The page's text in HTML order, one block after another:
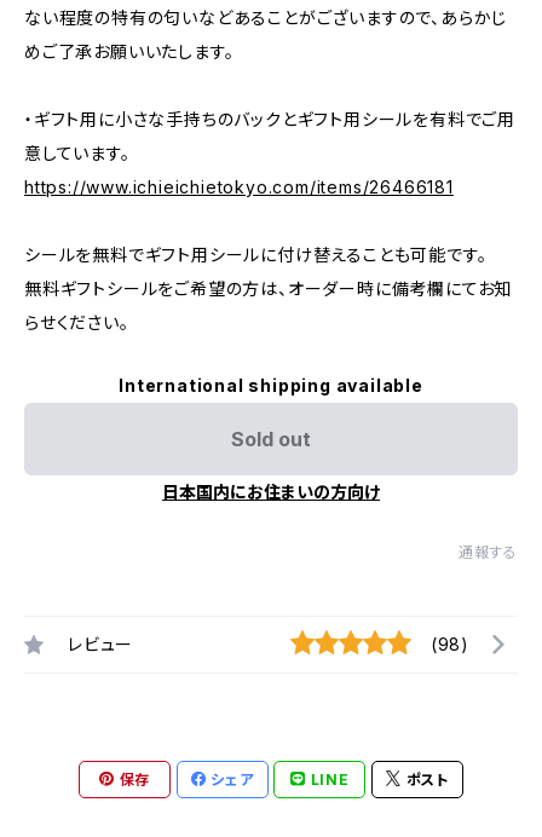
ない程度の特有の匂いなどあることがございますので、あらかじ
めご了承お願いいたします。
・ギフト用に小さな手持ちのバックとギフト用シールを有料でご用
意しています。
https://www.ichieichietokyo.com/items/26466181
シールを無料でギフト用シールに付け替えることも可能です。
無料ギフトシールをご希望の方は、オーダー時に備考欄にてお知
らせください。
International shipping available
Sold out
日本国内にお住まいの方向け
通報する
レビュー (98)
保存 シェア LINE ポスト